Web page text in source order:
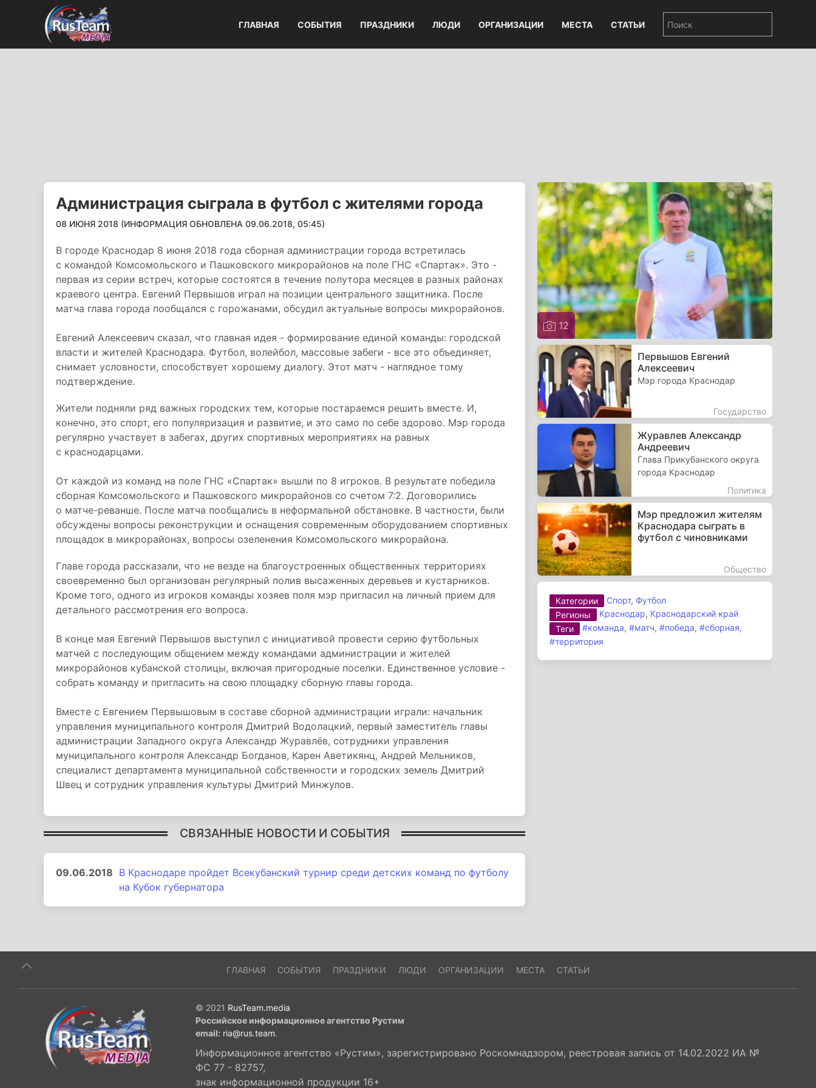
ГЛАВНАЯ СОБЫТИЯ ПРАЗДНИКИ ЛЮДИ ОРГАНИЗАЦИИ МЕСТА СТАТЬИ
Администрация сыграла в футбол с жителями города
08 ИЮНЯ 2018 (ИНФОРМАЦИЯ ОБНОВЛЕНА 09.06.2018, 05:45)
В городе Краснодар 8 июня 2018 года сборная администрации города встретилась
с командой Комсомольского и Пашковского микрорайонов на поле ГНС «Спартак». Это -
первая из серии встреч, которые состоятся в течение полутора месяцев в разных районах
краевого центра. Евгений Первышов играл на позиции центрального защитника. После
матча глава города пообщался с горожанами, обсудил актуальные вопросы микрорайонов.
Евгений Алексеевич сказал, что главная идея - формирование единой команды: городской
власти и жителей Краснодара. Футбол, волейбол, массовые забеги - все это объединяет,
снимает условности, способствует хорошему диалогу. Этот матч - наглядное тому
подтверждение.
Жители подняли ряд важных городских тем, которые постараемся решить вместе. И,
конечно, это спорт, его популяризация и развитие, и это само по себе здорово. Мэр города
регулярно участвует в забегах, других спортивных мероприятиях на равных
с краснодарцами.
От каждой из команд на поле ГНС «Спартак» вышли по 8 игроков. В результате победила
сборная Комсомольского и Пашковского микрорайонов со счетом 7:2. Договорились
о матче-реванше. После матча пообщались в неформальной обстановке. В частности, были
обсуждены вопросы реконструкции и оснащения современным оборудованием спортивных
площадок в микрорайонах, вопросы озеленения Комсомольского микрорайона.
Главе города рассказали, что не везде на благоустроенных общественных территориях
своевременно был организован регулярный полив высаженных деревьев и кустарников.
Кроме того, одного из игроков команды хозяев поля мэр пригласил на личный прием для
детального рассмотрения его вопроса.
В конце мая Евгений Первышов выступил с инициативой провести серию футбольных
матчей с последующим общением между командами администрации и жителей
микрорайонов кубанской столицы, включая пригородные поселки. Единственное условие -
собрать команду и пригласить на свою площадку сборную главы города.
Вместе с Евгением Первышовым в составе сборной администрации играли: начальник
управления муниципального контроля Дмитрий Водолацкий, первый заместитель главы
администрации Западного округа Александр Журавлёв, сотрудники управления
муниципального контроля Александр Богданов, Карен Аветикянц, Андрей Мельников,
специалист департамента муниципальной собственности и городских земель Дмитрий
Швец и сотрудник управления культуры Дмитрий Минжулов.
СВЯЗАННЫЕ НОВОСТИ И СОБЫТИЯ
09.06.2018 В Краснодаре пройдет Всекубанский турнир среди детских команд по футболу
на Кубок губернатора
12
Первышов Евгений
Алексеевич
Мэр города Краснодар
Государство
Журавлев Александр
Андреевич
Глава Прикубанского округа
города Краснодар
Политика
Мэр предложил жителям
Краснодара сыграть в
футбол с чиновниками
Общество
Категории Спорт, Футбол
Регионы
Краснодар, Краснодарский край
Теги
#команда,#матч,#победа,#сборная,
#территория
ГЛАВНАЯ СОБЫТИЯ ПРАЗДНИКИ ЛЮДИ ОРГАНИЗАЦИИ МЕСТА СТАТЬИ
© 2021 RusTeam.media
Российское информационное агентство Рустим
email: ria@rus.team.
Информационное агентство «Рустим», зарегистрировано Роскомнадзором, реестровая запись от 14.02.2022 ИА №
ФС 77 - 82757,
знак информационной продукции 16+